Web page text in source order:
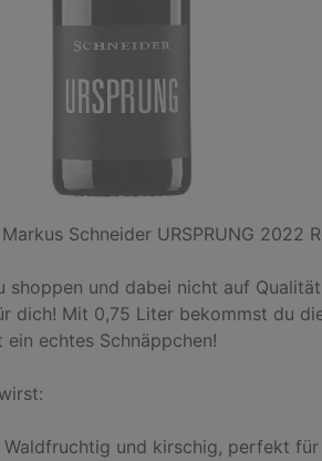
Schneider URSPRUNG 2022
shoppen und dabei nicht auf
dich! Mit 0,75 Liter bekommst du
echtes Schnäppchen!
und kirschig, perfekt